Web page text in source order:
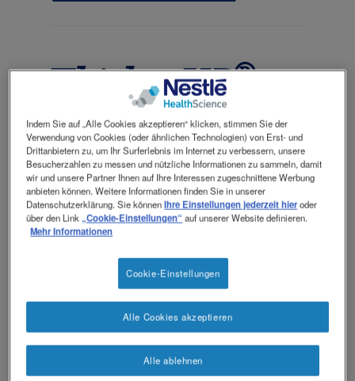
v2
ThickenUP®
clear
ThickenUP® clear ist ein innovatives
geschmacksneutrales Instant-Pulver mit
Xanthan-Gummi zur Eindickung von
Flüssigkeiten und pürierten Speisen bei
Schluckstörungen (Dysphagie).
Erhältlich in Apotheken und Drogerien.
Eindickungsmittel zur
Behandlung von Dysphagie
vollständig oder teilweise über die
Indem Sie auf „Alle Cookies akzeptieren“ klicken, stimmen Sie der
Verwendung von Cookies (oder ähnlichen Technologien) von Erst- und
Drittanbietern zu, um Ihr Surferlebnis im Internet zu verbessern, unsere
Besucherzahlen zu messen und nützliche Informationen zu sammeln, damit
wir und unsere Partner Ihnen auf Ihre Interessen zugeschnittene Werbung
anbieten können. Weitere Informationen finden Sie in unserer
Datenschutzerklärung. Sie könnenIhre Einstellungen jederzeit hieroder
über den Link „Cookie-Einstellungen“ auf unserer Website definieren.
Mehr Informationen
Cookie-Einstellungen
Alle ablehnen
Alle Cookies akzeptieren